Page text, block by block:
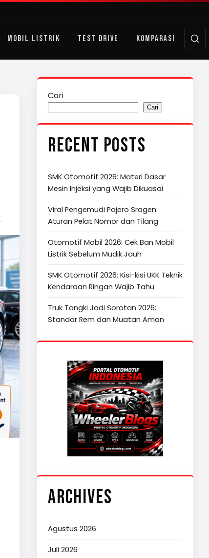
MOBIL LISTRIK TEST DRIVE KOMPARASI
Cari
Cari
RECENT POSTS
SMK Otomotif 2026: Materi Dasar
Mesin Injeksi yang Wajib Dikuasai
Viral Pengemudi Pajero Sragen:
Aturan Pelat Nomor dan Tilang
Otomotif Mobil 2026: Cek Ban Mobil
Listrik Sebelum Mudik Jauh
SMK Otomotif 2026: Kisi-kisi UKK Teknik
Kendaraan Ringan Wajib Tahu
Truk Tangki Jadi Sorotan 2026:
Standar Rem dan Muatan Aman
ARCHIVES
Agustus 2026
Juli 2026